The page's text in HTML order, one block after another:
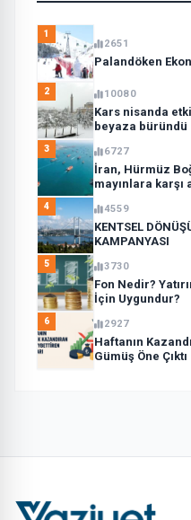
1
2651
Palandöken
2 10080
Kars nisanda
beyaza büründü
3 6727
İran, Hürmüz
mayınlara karşı
4 4559
KENTSEL
KAMPANYASI
5 3730
Fon Nedir?
İçin Uygundur?
6 2927
Haftanın
Gümüş Öne Çıktı